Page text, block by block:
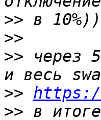
>>
>>
>> через
>>
>> в